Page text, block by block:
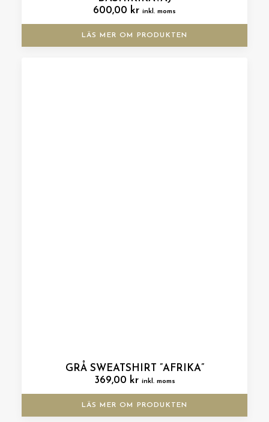
600,00 kr inkl. moms
LÄS MER OM PRODUKTEN
GRÅ SWEATSHIRT ”AFRIKA”
369,00 kr inkl. moms
LÄS MER OM PRODUKTEN